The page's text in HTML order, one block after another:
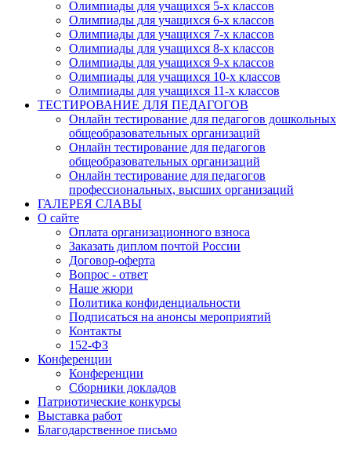
Олимпиады для учащихся 5-х классов
Олимпиады для учащихся 6-х классов
Олимпиады для учащихся 7-х классов
Олимпиады для учащихся 8-х классов
Олимпиады для учащихся 9-х классов
Олимпиады для учащихся 10-х классов
Олимпиады для учащихся 11-х классов
ТЕСТИРОВАНИЕ ДЛЯ ПЕДАГОГОВ
Онлайн тестирование для педагогов дошкольных
общеобразовательных организаций
Онлайн тестирование для педагогов
общеобразовательных организаций
Онлайн тестирование для педагогов
профессиональных, высших организаций
ГАЛЕРЕЯ СЛАВЫ
О сайте
Оплата организационного взноса
Заказать диплом почтой России
Договор-оферта
Вопрос - ответ
Наше жюри
Политика конфиденциальности
Подписаться на анонсы мероприятий
Контакты
152-ФЗ
Конференции
Конференции
Сборники докладов
Патриотические конкурсы
Выставка работ
Благодарственное письмо